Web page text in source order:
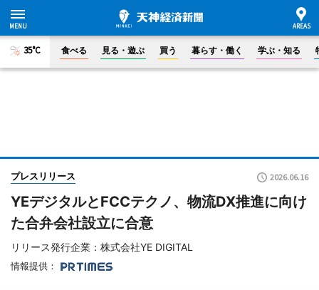
35°C 食べる 見る・遊ぶ 買う 暮らす・働く 学ぶ・知る
プレスリリース 2026.06.16
YEデジタルとFCCテクノ、物流DX推進に向け
た合弁会社設立に合意
リリース発行企業：株式会社YE DIGITAL
情報提供：